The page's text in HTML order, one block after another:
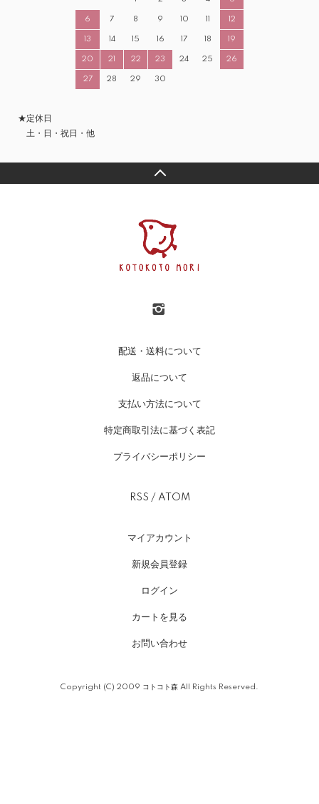
6 7 8 9 10 12
13 14 15 16 17 18 19
20 21 22 23 24 25 26
27 28 29 30
★定休日
土・日・祝日・他
配送・送料について
返品について
支払い方法について
特定商取引法に基づく表記
プライバシーポリシー
RSS / ATOM
マイアカウント
新規会員登録
ログイン
カートを見る
お問い合わせ
Copyright (C) 2009 コトコト森 All Rights Reserved.